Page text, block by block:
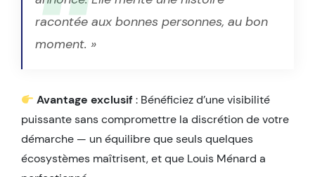
racontée aux bonnes personnes, au bon
moment. »
Avantage exclusif: Bénéficiez d’une visibilité
puissante sans compromettre la discrétion de votre
démarche — un équilibre que seuls quelques
écosystèmes maîtrisent, et que Louis Ménard a